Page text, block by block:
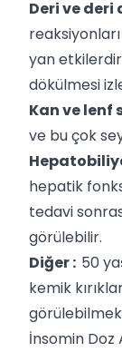
Deri ve deri
yan
dökülmesi
Kan ve lenf
ve bu çok
hepatik
tedavi
görülebilir.
Diğer : 50
kemik
İnsomin Doz